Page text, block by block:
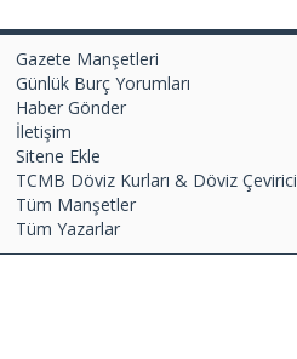
Gazete Manşetleri
Günlük Burç Yorumları
Haber Gönder
İletişim
Sitene Ekle
TCMB Döviz Kurları & Döviz Çevirici
Tüm Manşetler
Tüm Yazarlar